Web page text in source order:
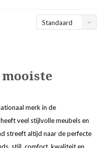
Standaard
mooiste
merk in de
veel stijlvolle meubels en
streeft altijd naar de perfecte